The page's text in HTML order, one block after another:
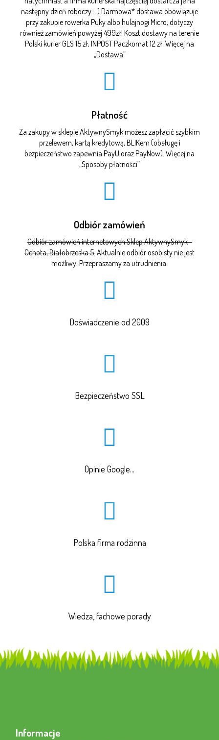
następny dzień roboczy :-) Darmowa* dostawa obowiązuje
przy zakupie rowerka Puky albo hulajnogi Micro, dotyczy
również zamówień powyżej 499zł! Koszt dostawy na terenie
Polski kurier GLS 15 zł, INPOST Paczkomat 12 zł. Więcej na
„Dostawa”
Płatność
Za zakupy w sklepie AktywnySmyk możesz zapłacić szybkim
przelewem, kartą kredytową, BLIKem (obsługę i
bezpieczeństwo zapewnia PayU oraz PayNow). Więcej na
„Sposoby płatności”
Odbiór zamówień
Odbiór zamówień internetowych Sklep AktywnySmyk -
Ochota, Białobrzeska 5.Aktualnie odbiór osobisty nie jest
możliwy. Przepraszamy za utrudnienia.
Doświadczenie od 2009
Bezpieczeństwo SSL
Opinie Google...
Polska firma rodzinna
Wiedza, fachowe porady
Informacje